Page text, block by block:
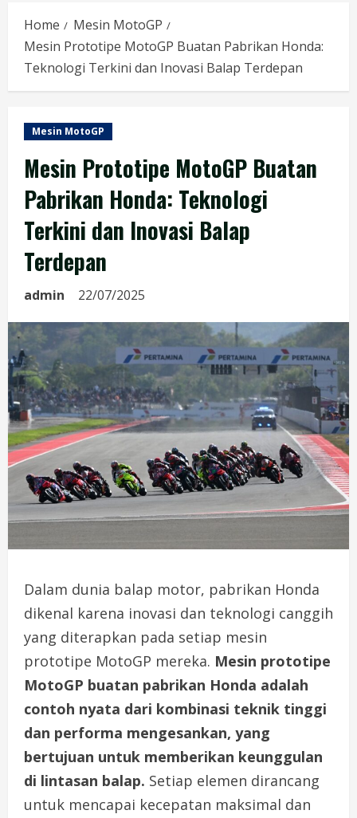
Home
Mesin MotoGP
Mesin Prototipe MotoGP Buatan Pabrikan Honda:
Teknologi Terkini dan Inovasi Balap Terdepan
Mesin MotoGP
Mesin Prototipe MotoGP Buatan
Pabrikan Honda: Teknologi
Terkini dan Inovasi Balap
Terdepan
admin 22/07/2025
Dalam dunia balap motor, pabrikan Honda
dikenal karena inovasi dan teknologi canggih
yang diterapkan pada setiap mesin
prototipe MotoGP mereka. Mesin prototipe
MotoGP buatan pabrikan Honda adalah
contoh nyata dari kombinasi teknik tinggi
dan performa mengesankan, yang
bertujuan untuk memberikan keunggulan
di lintasan balap. Setiap elemen dirancang
untuk mencapai kecepatan maksimal dan